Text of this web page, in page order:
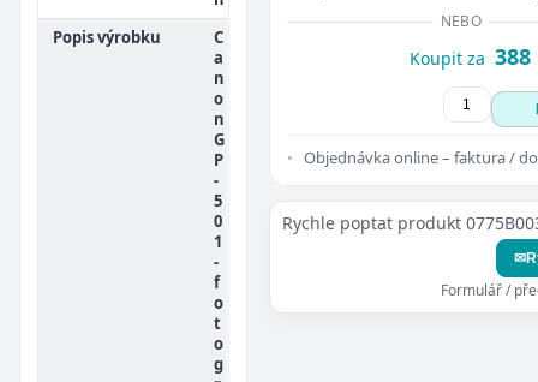
Popis výrobku
C
a
n
o
n
G
P
-
5
0
1
-
f
o
t
o
g
NEBO
Koupit za 388
Objednávka online – faktura /
Rychle poptat produkt
✉
Formulář /